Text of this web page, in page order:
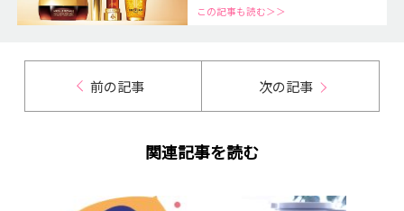
この記事も読む＞＞
前の記事 次の記事
関連記事を読む